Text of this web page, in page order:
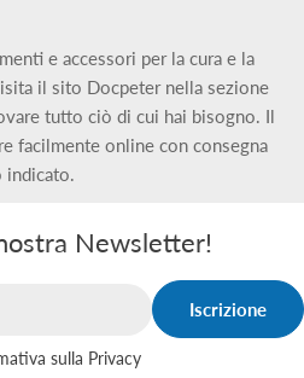
e accessori per la cura e la
il sito Docpeter nella sezione
tutto ciò di cui hai bisogno. Il
facilmente online con consegna
indicato.
Newsletter!
Iscrizione
sulla Privacy